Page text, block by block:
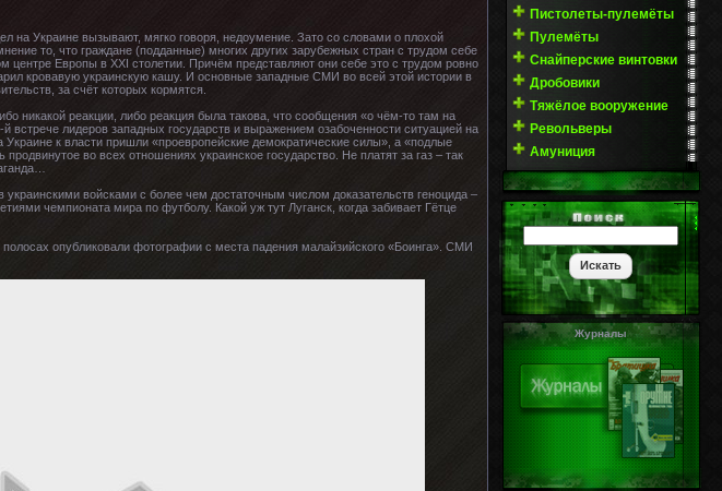
на Украине вызывают, мягко говоря, недоумение. Зато со словами о плохой
то, что граждане (подданные) многих других зарубежных стран с трудом себе
центре Европы в XXI столетии. Причём представляют они себе это с трудом ровно
кровавую украинскую кашу. И основные западные СМИ во всей этой истории в
за счёт которых кормятся.
никакой реакции, либо реакция была такова, что сообщения «о чём-то там на
встрече лидеров западных государств и выражением озабоченности ситуацией на
к власти пришли «проевропейские демократические силы», а «подлые
во всех отношениях украинское государство. Не платят за газ – так
войсками с более чем достаточным числом доказательств геноцида –
чемпионата мира по футболу. Какой уж тут Луганск, когда забивает Гётце
опубликовали фотографии с места падения малайзийского «Боинга». СМИ
Пистолеты-пулемёты
Пулемёты
Снайперские винтовки
Дробовики
Тяжёлое вооружение
Револьверы
Амуниция
Журналы